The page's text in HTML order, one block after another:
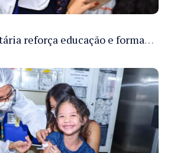
Vigilância sanitária reforça educação e formação de médicos em Manaus na Semana da Vigilância 2026